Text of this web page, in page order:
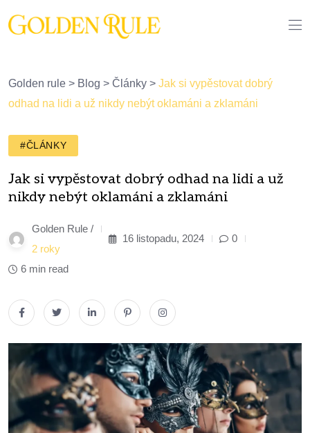
Golden rule > Blog > Články > Jak si vypěstovat dobrý
odhad na lidi a už nikdy nebýt oklamáni a zklamáni
#ČLÁNKY
Jak si vypěstovat dobrý odhad na lidi a už
nikdy nebýt oklamáni a zklamáni
Golden Rule /
2 roky
16 listopadu, 2024 0
6 min read